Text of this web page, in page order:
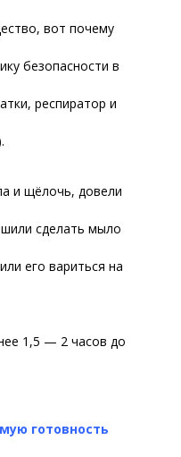
вот почему
безопасности в
респиратор и
и щёлочь, довели
сделать мыло
его вариться на
1,5 — 2 часов до
готовность